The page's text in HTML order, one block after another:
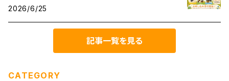
2026/6/25
記事一覧を見る
CATEGORY